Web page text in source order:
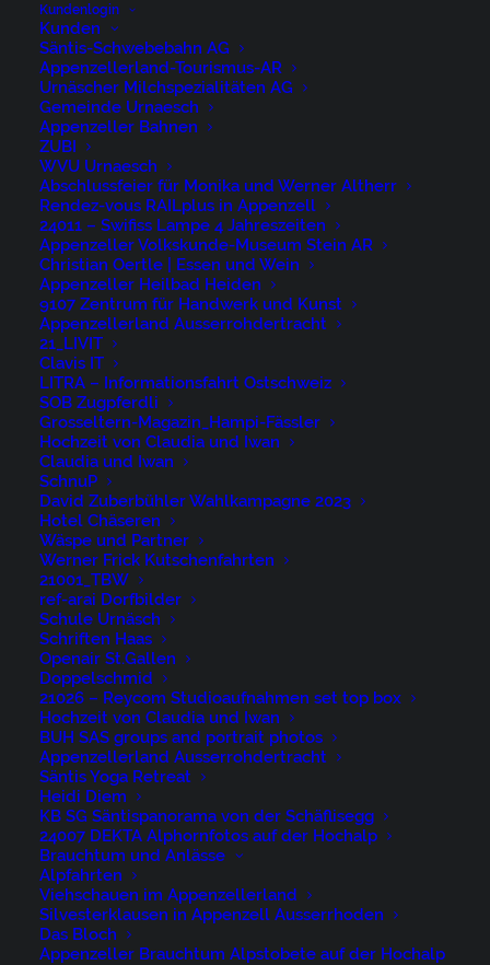
Kundenlogin
Kunden
Säntis-Schwebebahn AG
Appenzellerland-Tourismus-AR
Urnäscher Milchspezialitäten AG
Gemeinde Urnaesch
Appenzeller Bahnen
ZUBI
WVU Urnaesch
Abschlussfeier für Monika und Werner Altherr
Rendez-vous RAILplus in Appenzell
24011 – Swifiss Lampe 4 Jahreszeiten
Appenzeller Volkskunde-Museum Stein AR
Christian Oertle | Essen und Wein
Appenzeller Heilbad Heiden
9107 Zentrum für Handwerk und Kunst
Appenzellerland Ausserrohdertracht
21_LIVIT
Clavis IT
LITRA – Informationsfahrt Ostschweiz
SOB Zugpferdli
Grosseltern-Magazin_Hampi-Fässler
Hochzeit von Claudia und Iwan
Claudia und Iwan
SchnuP
David Zuberbühler Wahlkampagne 2023
Hotel Chäseren
Wäspe und Partner
Werner Frick Kutschenfahrten
21001_TBW
ref-arai Dorfbilder
Schule Urnäsch
Schriften Haas
Openair St.Gallen
Doppelschmid
21026 – Reycom Studioaufnahmen set top box
Hochzeit von Claudia und Iwan
BUH SAS groups and portrait photos
Appenzellerland Ausserrohdertracht
Säntis Yoga Retreat
Heidi Diem
KB SG Säntispanorama von der Schäflisegg
24007 DEKTA Alphornfotos auf der Hochalp
Brauchtum und Anlässe
Alpfahrten
Viehschauen im Appenzellerland
Silvesterklausen in Appenzell Ausserrhoden
Das Bloch
Appenzeller Brauchtum Alpstobete auf der Hochalp
23034 - BUH DC
Aufnahmen
Druckgussteile
23034 - BUH
DC
Aufnahmen
Druckgussteile
Home Archive by Category "Bühler"
Hier Bilder
Bearbeitete Bilder